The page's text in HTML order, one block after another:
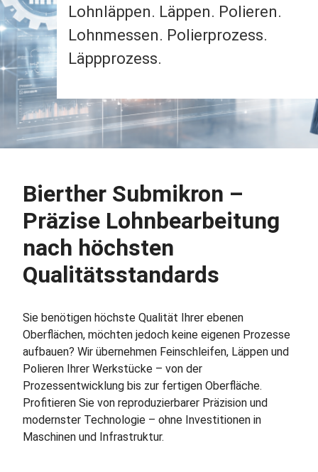
Lohnläppen. Läppen. Polieren.
Lohnmessen. Polierprozess.
Läppprozess.
Bierther Submikron –
Präzise Lohnbearbeitung
nach höchsten
Qualitätsstandards
Sie benötigen höchste Qualität Ihrer ebenen
Oberflächen, möchten jedoch keine eigenen Prozesse
aufbauen? Wir übernehmen Feinschleifen, Läppen und
Polieren Ihrer Werkstücke – von der
Prozessentwicklung bis zur fertigen Oberfläche.
Profitieren Sie von reproduzierbarer Präzision und
modernster Technologie – ohne Investitionen in
Maschinen und Infrastruktur.